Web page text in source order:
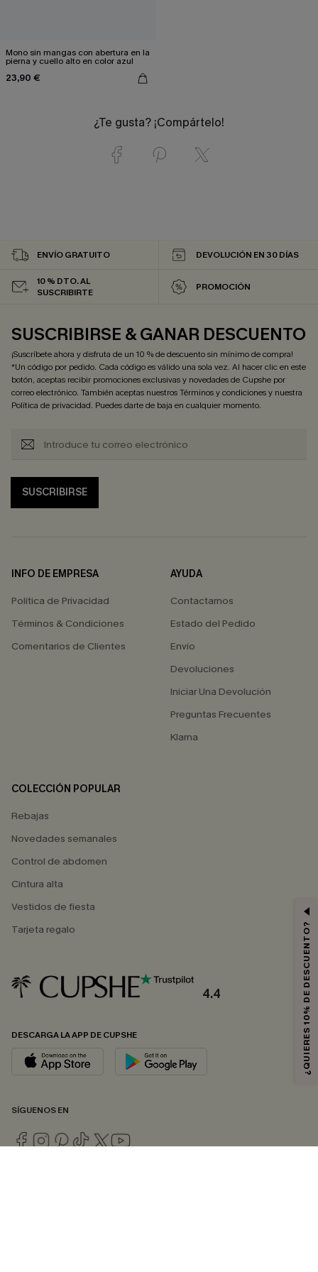
Mono sin mangas con abertura en la
pierna y cuello alto en color azul
23,90 €
¿Te gusta? ¡Compártelo!
ENVÍO GRATUITO DEVOLUCIÓN EN 30 DÍAS
10 % DTO. AL
SUSCRIBIRTE
PROMOCIÓN
SUSCRIBIRSE & GANAR DESCUENTO
¡Suscríbete ahora y disfruta de un 10 % de descuento sin mínimo de compra!
*Un código por pedido. Cada código es válido una sola vez. Al hacer clic en este
botón, aceptas recibir promociones exclusivas y novedades de Cupshe por
correo electrónico. También aceptas nuestrosTérminos y condicionesy nuestra
Política de privacidad. Puedes darte de baja en cualquier momento.
SUSCRIBIRSE
INFO DE EMPRESA
Política de Privacidad
Términos & Condiciones
Comentarios de Clientes
AYUDA
Contactarnos
Estado del Pedido
Envío
Devoluciones
Iniciar Una Devolución
Preguntas Frecuentes
Klarna
COLECCIÓN POPULAR
Rebajas
Novedades semanales
Control de abdomen
Cintura alta
Vestidos de fiesta
Tarjeta regalo
4.4
DESCARGA LA APP DE CUPSHE
SÍGUENOS EN
¿QUIERES 10% DE DESCUENTO?